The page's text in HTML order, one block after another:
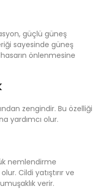
güçlü güneş
sayesinde güneş
hasarın önlenmesine
zengindir. Bu özelliği
yardımcı olur.
nemlendirme
Cildi yatıştırır ve
verir.